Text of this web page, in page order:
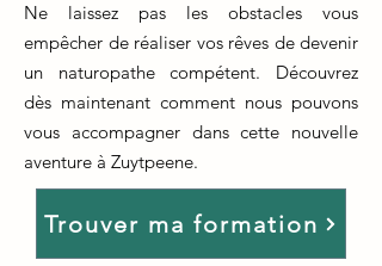
Ne laissez pas les obstacles vous
empêcher de réaliser vos rêves de devenir
un naturopathe compétent. Découvrez
dès maintenant comment nous pouvons
vous accompagner dans cette nouvelle
aventure à Zuytpeene.
Trouver ma formation